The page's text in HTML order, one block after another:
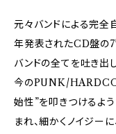
元々バンドによる完
年発表されたCD盤の
バンドの全てを吐き出
今のPUNK/
始性”を叩きつけるよう
まれ、細かくノイジー